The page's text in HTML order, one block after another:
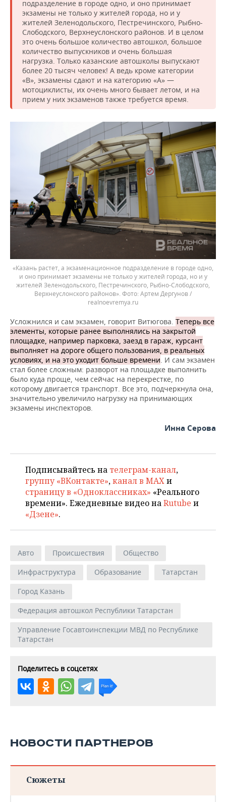
подразделение в городе одно, и оно принимает
экзамены не только у жителей города, но и у
жителей Зеленодольского, Пестречинского, Рыбно-
Слободского, Верхнеуслонского районов. И в целом
это очень большое количество автошкол, большое
количество выпускников и очень большая
нагрузка. Только казанские автошколы выпускают
более 20 тысяч человек! А ведь кроме категории
«В», экзамены сдают и на категорию «А» —
мотоциклисты, их очень много бывает летом, и на
прием у них экзаменов также требуется время.
«Казань растет, а экзаменационное подразделение в городе одно,
и оно принимает экзамены не только у жителей города, но и у
жителей Зеленодольского, Пестречинского, Рыбно-Слободского,
Верхнеуслонского районов».
Артем Дергунов /
realnoevremya.ru
Усложнился и сам экзамен, говорит Витюгова. Теперь все
элементы, которые ранее выполнялись на закрытой
площадке, например парковка, заезд в гараж, курсант
выполняет на дороге общего пользования, в реальных
условиях, и на это уходит больше времени. И сам экзамен
стал более сложным: разворот на площадке выполнить
было куда проще, чем сейчас на перекрестке, по
которому двигается транспорт. Все это, подчеркнула она,
значительно увеличило нагрузку на принимающих
экзамены инспекторов.
Инна Серова
Подписывайтесь на телеграм-канал,
группу «ВКонтакте»,канал в MAXи
страницу в «Одноклассниках» «Реального
времени». Ежедневные видео наRutube и
«Дзене».
Авто Происшествия
Общество
Инфраструктура
Образование
Татарстан
Город Казань
Федерация автошкол Республики Татарстан
Управление Госавтоинспекции МВД по Республике
Татарстан
Поделитесь в соцсетях
НОВОСТИ ПАРТНЕРОВ
Сюжеты